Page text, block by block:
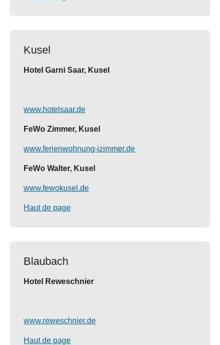
Kusel
Hotel Garni Saar, Kusel
www.hotelsaar.de
FeWo Zimmer, Kusel
www.ferienwohnung-izimmer.de
FeWo Walter, Kusel
www.fewokusel.de
Haut de page
Blaubach
Hotel Reweschnier
www.reweschnier.de
Haut de page